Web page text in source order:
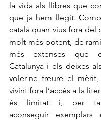
la vida als llibres que
que ja hem llegit.
català quan vius fora del
molt més potent, de
més extenses que
Catalunya i els deixes
voler-ne treure el
vivint fora l’accés a la
és limitat i, per
aconseguir